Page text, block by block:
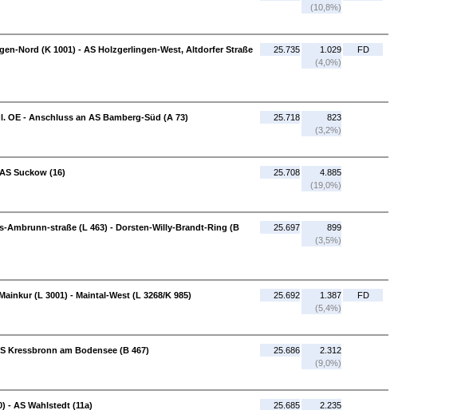
(10,8%)
Nord (K 1001) - AS Holzgerlingen-West, Altdorfer Straße
25.735
1.029
(4,0%)
FD
OE - Anschluss an AS Bamberg-Süd (A 73)
25.718
823
(3,2%)
Suckow (16)
25.708
4.885
(19,0%)
Ambrunn-straße (L 463) - Dorsten-Willy-Brandt-Ring (B
25.697
899
(3,5%)
(L 3001) - Maintal-West (L 3268/K 985)
25.692
1.387
(5,4%)
FD
Kressbronn am Bodensee (B 467)
25.686
2.312
(9,0%)
- AS Wahlstedt (11a)
25.685
2.235